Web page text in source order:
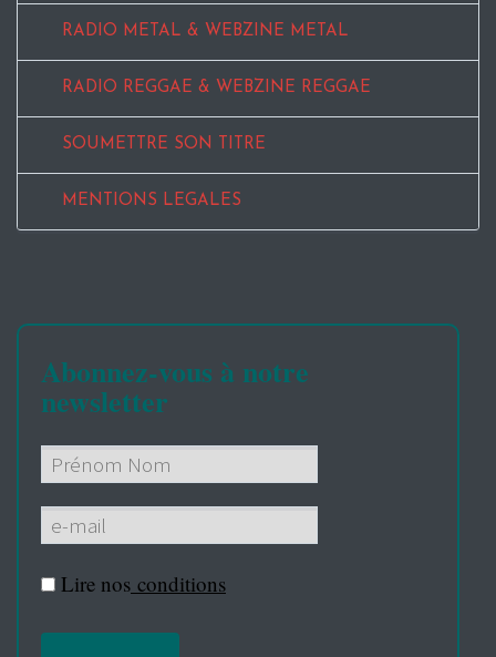
RADIO METAL & WEBZINE METAL
RADIO REGGAE & WEBZINE REGGAE
SOUMETTRE SON TITRE
MENTIONS LEGALES
Abonnez-vous à notre
newsletter
Lire nos conditions